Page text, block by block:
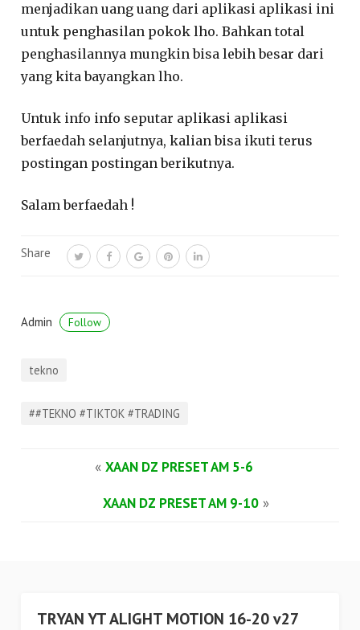
menjadikan uang uang dari aplikasi aplikasi ini
untuk penghasilan pokok lho. Bahkan total
penghasilannya mungkin bisa lebih besar dari
yang kita bayangkan lho.
Untuk info info seputar aplikasi aplikasi
berfaedah selanjutnya, kalian bisa ikuti terus
postingan postingan berikutnya.
Salam berfaedah !
Share
Admin Follow
tekno
##TEKNO #TIKTOK #TRADING
« XAAN DZ PRESET AM 5-6
XAAN DZ PRESET AM 9-10 »
TRYAN YT ALIGHT MOTION 16-20 v27